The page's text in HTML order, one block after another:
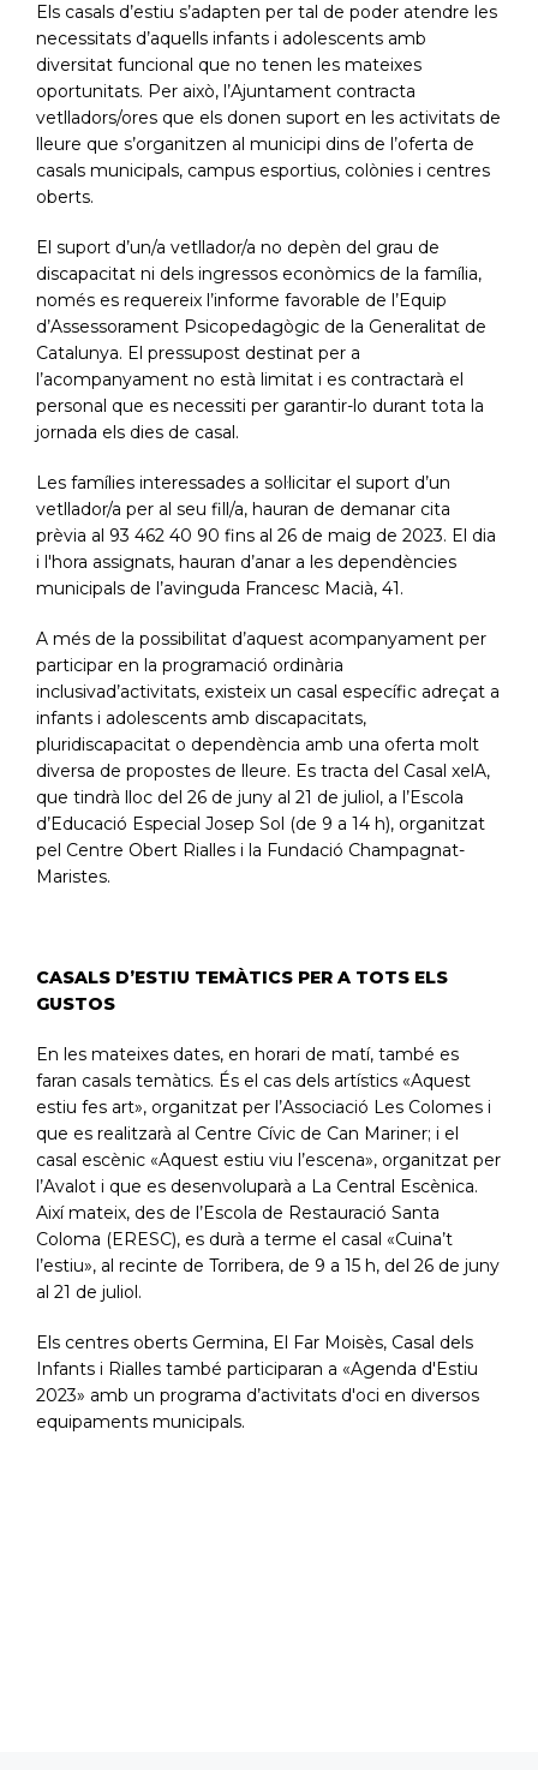
Els casals d’estiu s’adapten per tal de poder atendre les
necessitats d’aquells infants i adolescents amb
diversitat funcional que no tenen les mateixes
oportunitats. Per això, l’Ajuntament contracta
vetlladors/ores que els donen suport en les activitats de
lleure que s’organitzen al municipi dins de l’oferta de
casals municipals, campus esportius, colònies i centres
oberts.
El suport d’un/a vetllador/a no depèn del grau de
discapacitat ni dels ingressos econòmics de la família,
només es requereix l’informe favorable de l’Equip
d’Assessorament Psicopedagògic de la Generalitat de
Catalunya. El pressupost destinat per a
l’acompanyament no està limitat i es contractarà el
personal que es necessiti per garantir-lo durant tota la
jornada els dies de casal.
Les famílies interessades a sol·licitar el suport d’un
vetllador/a per al seu fill/a, hauran de demanar cita
prèvia al 93 462 40 90 fins al 26 de maig de 2023. El dia
i l'hora assignats, hauran d’anar a les dependències
municipals de l’avinguda Francesc Macià, 41.
A més de la possibilitat d’aquest acompanyament per
participar en la programació ordinària
inclusivad’activitats, existeix un casal específic adreçat a
infants i adolescents amb discapacitats,
pluridiscapacitat o dependència amb una oferta molt
diversa de propostes de lleure. Es tracta del Casal xelA,
que tindrà lloc del 26 de juny al 21 de juliol, a l’Escola
d’Educació Especial Josep Sol (de 9 a 14 h), organitzat
pel Centre Obert Rialles i la Fundació Champagnat-
Maristes.
CASALS D’ESTIU TEMÀTICS PER A TOTS ELS
GUSTOS
En les mateixes dates, en horari de matí, també es
faran casals temàtics. És el cas dels artístics «Aquest
estiu fes art», organitzat per l’Associació Les Colomes i
que es realitzarà al Centre Cívic de Can Mariner; i el
casal escènic «Aquest estiu viu l’escena», organitzat per
l’Avalot i que es desenvoluparà a La Central Escènica.
Així mateix, des de l’Escola de Restauració Santa
Coloma (ERESC), es durà a terme el casal «Cuina’t
l’estiu», al recinte de Torribera, de 9 a 15 h, del 26 de juny
al 21 de juliol.
Els centres oberts Germina, El Far Moisès, Casal dels
Infants i Rialles també participaran a «Agenda d'Estiu
2023» amb un programa d’activitats d'oci en diversos
equipaments municipals.